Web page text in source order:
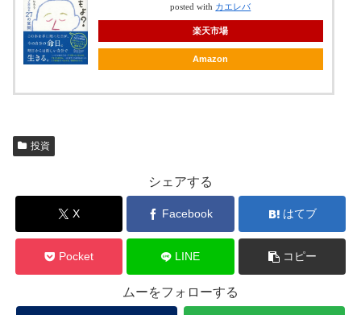
posted with カエレバ
楽天市場
Amazon
投資
シェアする
X Facebook はてブ
Pocket LINE コピー
ムーをフォローする